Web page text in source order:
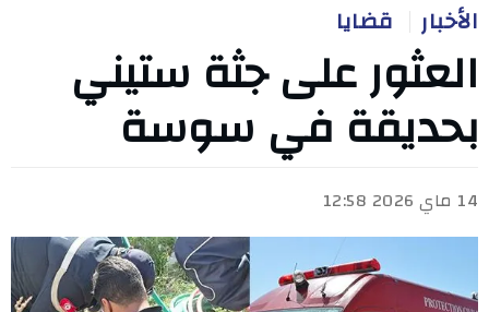
الأخبار قضايا
العثور على جثة ستيني
بحديقة في سوسة
14 ماي 2026 12:58